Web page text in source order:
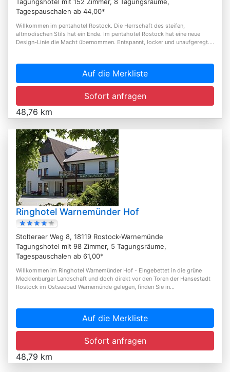
Tagespauschalen ab 44,00*
Willkommen im pentahotel Rostock. Die Herrschaft des steifen,
altmodischen Stils hat ein Ende. Im pentahotel Rostock hat eine neue
Design-Linie die Macht übernommen. Entspannt, locker und unaufgeregt....
Auf die Merkliste
Sofort anfragen
48,76 km
Ringhotel Warnemünder Hof
Stolteraer Weg 8, 18119 Rostock-Warnemünde
Tagungshotel mit 98 Zimmer, 5 Tagungsräume,
Tagespauschalen ab 61,00*
Willkommen im Ringhotel Warnemünder Hof - Eingebettet in die grüne
Mecklenburger Landschaft und doch direkt vor den Toren der Hansestadt
Rostock im Ostseebad Warnemünde gelegen, finden Sie in...
Auf die Merkliste
Sofort anfragen
48,79 km